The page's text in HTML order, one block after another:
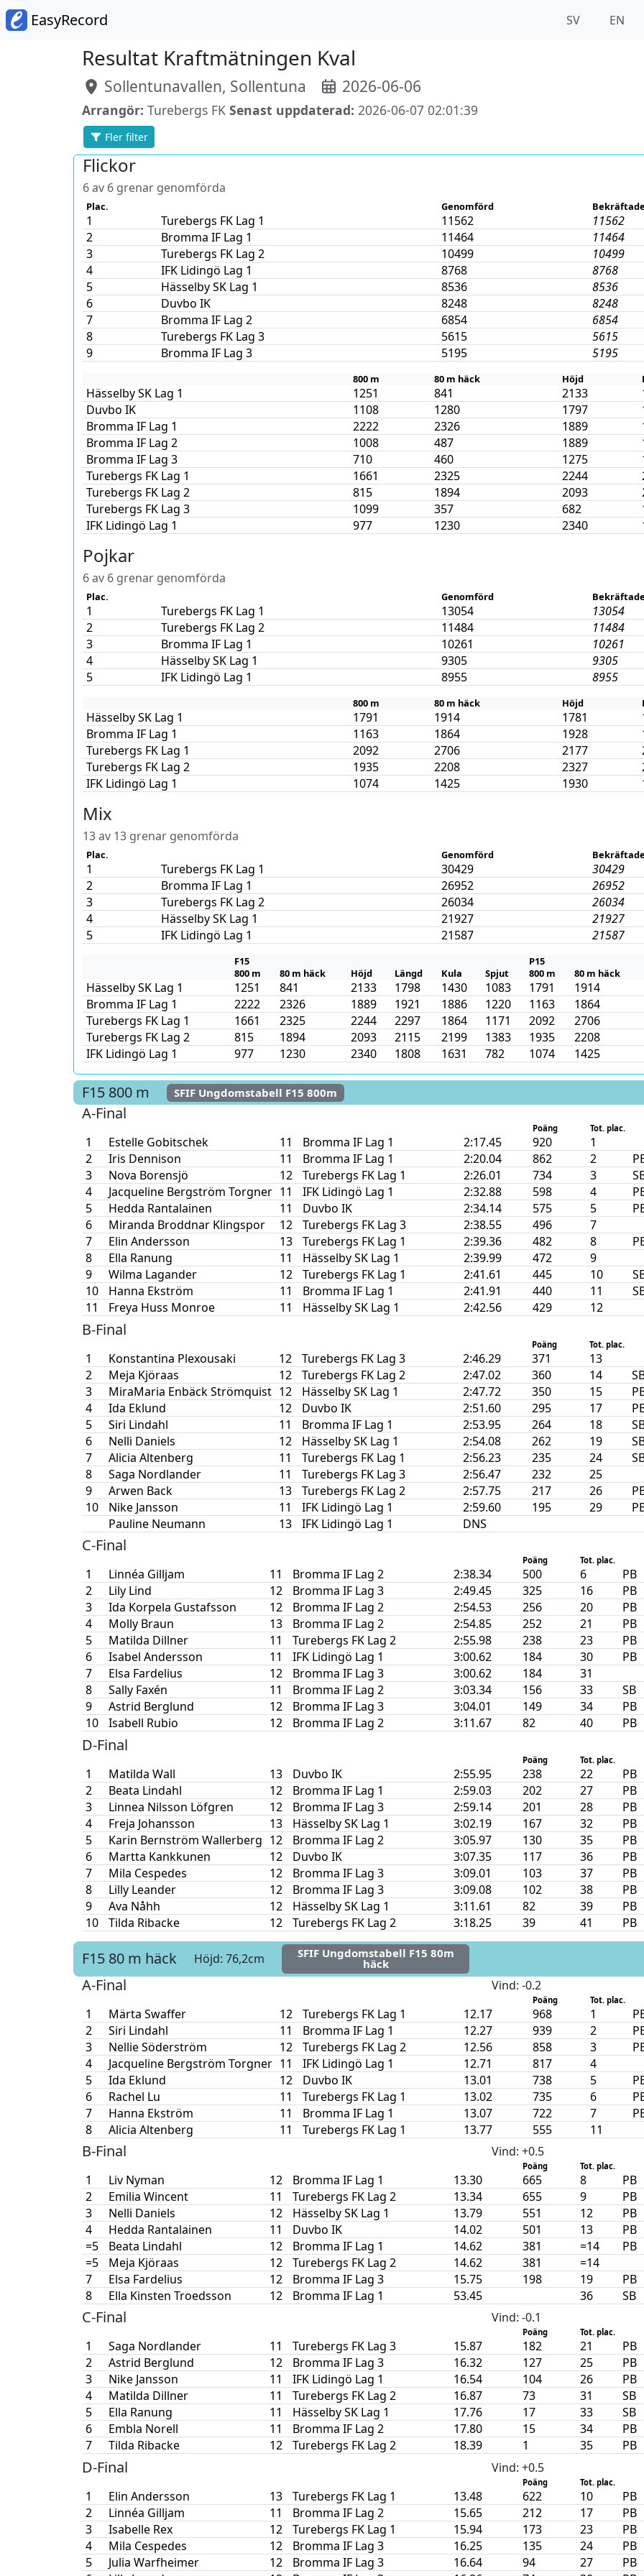
EasyRecord SV EN
Resultat Kraftmätningen Kval
Sollentunavallen, Sollentuna 2026-06-06
Arrangör: Turebergs FK Senast uppdaterad: 2026-06-07 02:01:39
Fler filter
Flickor
6 av 6 grenar genomförda
Plac. Genomförd
1 Turebergs FK Lag 1 11562
11562
2
Bromma IF Lag 1 11464
11464
3
Turebergs FK Lag 2 10499
10499
4
IFK Lidingö Lag 1 8768
8768
5
Hässelby SK Lag 1 8536
8536
6
Duvbo IK 8248
8248
7
Bromma IF Lag 2 6854
6854
8
Turebergs FK Lag 3 5615
5615
9
Bromma IF Lag 3 5195 5195
800 m 80 m häck Höjd
Hässelby SK Lag 1 1251 841 2133
Duvbo IK
1108 1280 1797
Bromma IF Lag 1
2222 2326 1889
Bromma IF Lag 2
1008 487 1889
Bromma IF Lag 3
710 460 1275
Turebergs FK Lag 1
1661 2325 2244
Turebergs FK Lag 2
815 1894 2093
Turebergs FK Lag 3
1099 357 682
IFK Lidingö Lag 1
977 1230 2340
Pojkar
6 av 6 grenar genomförda
Plac. Genomförd
1 Turebergs FK Lag 1 13054
13054
2
Turebergs FK Lag 2 11484
11484
3
Bromma IF Lag 1 10261
10261
4
Hässelby SK Lag 1 9305
9305
5
IFK Lidingö Lag 1 8955 8955
800 m 80 m häck Höjd
Hässelby SK Lag 1 1791 1914 1781
Bromma IF Lag 1
1163 1864 1928
Turebergs FK Lag 1
2092 2706 2177
Turebergs FK Lag 2
1935 2208 2327
IFK Lidingö Lag 1
1074 1425 1930
Mix
13 av 13 grenar genomförda
Plac. Genomförd
1 Turebergs FK Lag 1 30429
30429
2
Bromma IF Lag 1 26952
26952
3
Turebergs FK Lag 2 26034
26034
4
Hässelby SK Lag 1 21927
21927
5
IFK Lidingö Lag 1 21587 21587
F15 P15
800 m
80 m häck Höjd Längd Kula Spjut 800 m 80 m häck
Hässelby SK Lag 1 1251 841 2133 1798 1430 1083 1791 1914
Bromma IF Lag 1
2222 2326 1889 1921 1886 1220 1163 1864
Turebergs FK Lag 1
1661 2325 2244 2297 1864 1171 2092 2706
Turebergs FK Lag 2
815 1894 2093 2115 2199 1383 1935 2208
IFK Lidingö Lag 1
977 1230 2340 1808 1631 782 1074 1425
F15 800 m SFIF Ungdomstabell F15 800m
A-Final
Poäng Tot. plac.
1 Estelle Gobitschek 11 Bromma IF Lag 1 2:17.45 920
1
2
Iris Dennison 11 Bromma IF Lag 1 2:20.04 862 2
3
Nova Borensjö 12 Turebergs FK Lag 1 2:26.01 734 3
4
Jacqueline Bergström Torgner 11 IFK Lidingö Lag 1 2:32.88 598 4
5
Hedda Rantalainen 11 Duvbo IK 2:34.14 575 5
6
Miranda Broddnar Klingspor 12 Turebergs FK Lag 3 2:38.55 496
7
7
Elin Andersson 13 Turebergs FK Lag 1 2:39.36 482 8
8
Ella Ranung 11 Hässelby SK Lag 1 2:39.99 472
9
9
Wilma Lagander 12 Turebergs FK Lag 1 2:41.61 445 10
10
Hanna Ekström 11 Bromma IF Lag 1 2:41.91 440 11
11
Freya Huss Monroe 11 Hässelby SK Lag 1 2:42.56 429 12
B-Final
Poäng Tot. plac.
1 Konstantina Plexousaki 12 Turebergs FK Lag 3 2:46.29 371
13
2
Meja Kjöraas 12 Turebergs FK Lag 2 2:47.02 360 14
3
MiraMaria Enbäck Strömquist 12 Hässelby SK Lag 1 2:47.72 350 15
4
Ida Eklund 12 Duvbo IK 2:51.60 295 17
5
Siri Lindahl 11 Bromma IF Lag 1 2:53.95 264 18
6
Nelli Daniels 12 Hässelby SK Lag 1 2:54.08 262 19
7
Alicia Altenberg 11 Turebergs FK Lag 1 2:56.23 235 24
8
Saga Nordlander 11 Turebergs FK Lag 3 2:56.47 232
25
9
Arwen Back 13 Turebergs FK Lag 2 2:57.75 217 26
10
Nike Jansson 11 IFK Lidingö Lag 1 2:59.60 195 29
Pauline Neumann
13 IFK Lidingö Lag 1 DNS
C-Final
Poäng Tot. plac.
1 Linnéa Gilljam 11 Bromma IF Lag 2 2:38.34 500 6
PB
2
Lily Lind 12 Bromma IF Lag 3 2:49.45 325 16
PB
3
Ida Korpela Gustafsson 12 Bromma IF Lag 2 2:54.53 256 20
PB
4
Molly Braun 13 Bromma IF Lag 2 2:54.85 252 21
PB
5
Matilda Dillner 11 Turebergs FK Lag 2 2:55.98 238 23
PB
6
Isabel Andersson 11 IFK Lidingö Lag 1 3:00.62 184 30 PB
7
Elsa Fardelius 12 Bromma IF Lag 3 3:00.62 184 31
8
Sally Faxén 11 Bromma IF Lag 2 3:03.34 156 33
SB
9
Astrid Berglund 12 Bromma IF Lag 3 3:04.01 149 34
PB
10
Isabell Rubio 12 Bromma IF Lag 2 3:11.67 82 40 PB
D-Final
Poäng Tot. plac.
1 Matilda Wall 13 Duvbo IK 2:55.95 238 22
PB
2
Beata Lindahl 12 Bromma IF Lag 1 2:59.03 202 27
PB
3
Linnea Nilsson Löfgren 12 Bromma IF Lag 3 2:59.14 201 28
PB
4
Freja Johansson 13 Hässelby SK Lag 1 3:02.19 167 32
PB
5
Karin Bernström Wallerberg 12 Bromma IF Lag 2 3:05.97 130 35
PB
6
Martta Kankkunen 12 Duvbo IK 3:07.35 117 36
PB
7
Mila Cespedes 12 Bromma IF Lag 3 3:09.01 103 37
PB
8
Lilly Leander 12 Bromma IF Lag 3 3:09.08 102 38
PB
9
Ava Nåhh 12 Hässelby SK Lag 1 3:11.61 82 39
PB
10
Tilda Ribacke 12 Turebergs FK Lag 2 3:18.25 39 41 PB
F15 80 m häck Höjd: 76,2cm SFIF Ungdomstabell F15 80m
häck
A-Final Vind: -0.2
Poäng Tot. plac.
1 Märta Swaffer 12 Turebergs FK Lag 1 12.17 968 1
2
Siri Lindahl 11 Bromma IF Lag 1 12.27 939 2
3
Nellie Söderström 12 Turebergs FK Lag 2 12.56 858 3
4
Jacqueline Bergström Torgner 11 IFK Lidingö Lag 1 12.71 817
4
5
Ida Eklund 12 Duvbo IK 13.01 738 5
6
Rachel Lu 11 Turebergs FK Lag 1 13.02 735 6
7
Hanna Ekström 11 Bromma IF Lag 1 13.07 722 7
8
Alicia Altenberg 11 Turebergs FK Lag 1 13.77 555 11
B-Final Vind: +0.5
Poäng Tot. plac.
1 Liv Nyman 12 Bromma IF Lag 1 13.30 665 8
PB
2
Emilia Wincent 11 Turebergs FK Lag 2 13.34 655 9
PB
3
Nelli Daniels 12 Hässelby SK Lag 1 13.79 551 12
PB
4
Hedda Rantalainen 11 Duvbo IK 14.02 501 13
PB
=5
Beata Lindahl 12 Bromma IF Lag 1 14.62 381 =14 PB
=5
Meja Kjöraas 12 Turebergs FK Lag 2 14.62 381 =14
7
Elsa Fardelius 12 Bromma IF Lag 3 15.75 198 19
PB
8
Ella Kinsten Troedsson 12 Bromma IF Lag 1 53.45 36 SB
C-Final Vind: -0.1
Poäng Tot. plac.
1 Saga Nordlander 11 Turebergs FK Lag 3 15.87 182 21
PB
2
Astrid Berglund 12 Bromma IF Lag 3 16.32 127 25
PB
3
Nike Jansson 11 IFK Lidingö Lag 1 16.54 104 26
PB
4
Matilda Dillner 11 Turebergs FK Lag 2 16.87 73 31
SB
5
Ella Ranung 11 Hässelby SK Lag 1 17.76 17 33
SB
6
Embla Norell 11 Bromma IF Lag 2 17.80 15 34
PB
7
Tilda Ribacke 12 Turebergs FK Lag 2 18.39 1 35 PB
D-Final Vind: +0.5
Poäng Tot. plac.
1 Elin Andersson 13 Turebergs FK Lag 1 13.48 622 10
PB
2
Linnéa Gilljam 11 Bromma IF Lag 2 15.65 212 17
PB
3
Isabelle Rex 12 Turebergs FK Lag 1 15.94 173 23
PB
4
Mila Cespedes 12 Bromma IF Lag 3 16.25 135 24
PB
5
Julia Warfheimer 12 Bromma IF Lag 3 16.64 94 27
PB